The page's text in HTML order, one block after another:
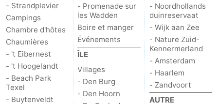
- Strandplevier
Campings
Chambre d'hôtes
Chaumières
- 't Eibernest
- 't Hoogelandt
- Beach Park
Texel
- Buytenveldt
- Promenade sur
les Wadden
Boire et manger
Événements
ÎLE
Villages
- Den Burg
- Den Hoorn
- Noordhollands
duinreservaat
- Wijk aan Zee
- Nature Zuid-
Kennermerland
- Amsterdam
- Haarlem
- Zandvoort
AUTRE